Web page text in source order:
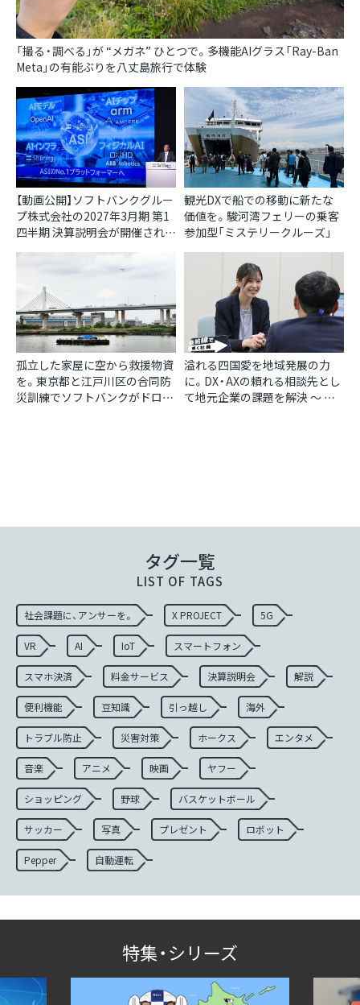
「撮る・調べる」が “メガネ” ひとつで。多機能AIグラス「Ray-Ban
Meta」の有能ぶりを八丈島旅行で体験
【動画公開】ソフトバンクグルー
プ株式会社の2027年3月期 第1
四半期 決算説明会が開催されま
観光DXで船での移動に新たな
価値を。駿河湾フェリーの乗客
参加型「ミステリークルーズ」
孤立した家屋に空から救援物資
を。東京都と江戸川区の合同防
災訓練でソフトバンクがドロー
溢れる四国愛を地域発展の力
に。DX・AXの頼れる相談先とし
て地元企業の課題を解決 〜 最
タグ一覧
社会課題に、アンサーを。 X PROJECT 5G
VR AI IoT スマートフォン
スマホ決済 料金サービス 決算説明会 解説
便利機能 豆知識 引っ越し 海外
トラブル防止 災害対策 ホークス エンタメ
音楽 アニメ 映画 ヤフー
ショッピング 野球 バスケットボール
サッカー 写真 プレゼント ロボット
Pepper 自動運転
特集・シリーズ